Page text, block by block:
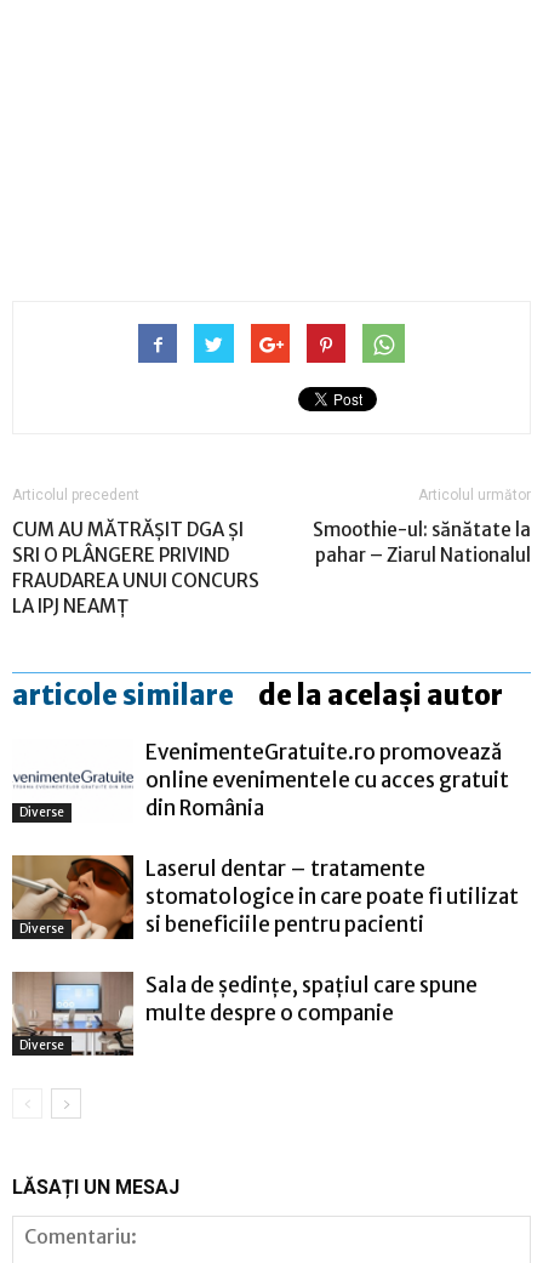
Articolul precedent
CUM AU MĂTRĂȘIT DGA ȘI
SRI O PLÂNGERE PRIVIND
FRAUDAREA UNUI CONCURS
LA IPJ NEAMȚ
Articolul următor
Smoothie-ul: sănătate la
pahar – Ziarul Nationalul
articole similare de la același autor
Diverse
EvenimenteGratuite.ro promovează
online evenimentele cu acces gratuit
din România
Diverse
Laserul dentar – tratamente
stomatologice in care poate fi utilizat
si beneficiile pentru pacienti
Diverse
Sala de ședințe, spațiul care spune
multe despre o companie
LĂSAȚI UN MESAJ